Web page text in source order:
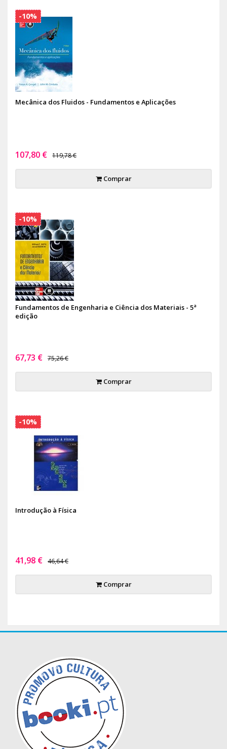
Mecânica dos Fluidos - Fundamentos e Aplicações
107,80 € 119,78 €
Comprar
-10%
Fundamentos de Engenharia e Ciência dos Materiais - 5ª
edição
67,73 € 75,26 €
Comprar
-10%
Introdução à Física
41,98 € 46,64 €
Comprar
-10%